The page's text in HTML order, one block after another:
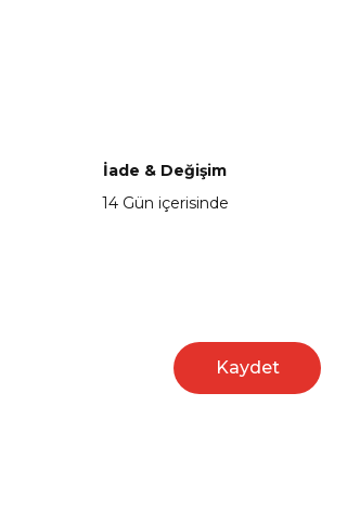
İade & Değişim
14 Gün içerisinde
Kaydet